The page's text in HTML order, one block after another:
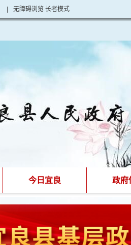
| 无障碍浏览长者模式
今日宜良 政府